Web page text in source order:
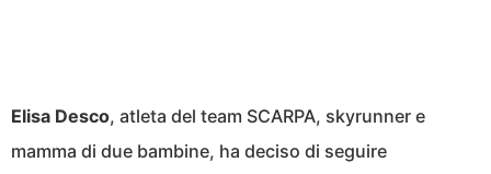
Elisa Desco, atleta del team SCARPA, skyrunner e
mamma di due bambine, ha deciso di seguire